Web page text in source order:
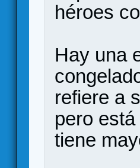
héroes
Hay una
refiere a
pero
tiene